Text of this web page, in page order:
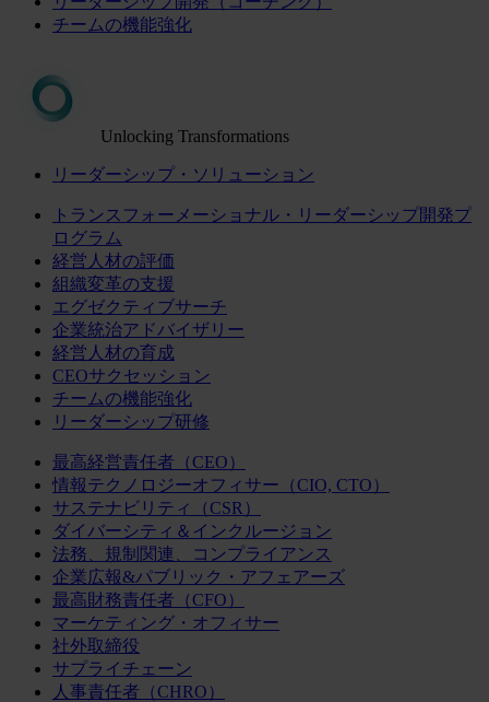
チームの機能強化
Unlocking Transformations
リーダーシップ・ソリューション
トランスフォーメーショナル・リーダーシップ開発プ
ログラム
経営人材の評価
組織変革の支援
エグゼクティブサーチ
企業統治アドバイザリー
経営人材の育成
CEOサクセッション
チームの機能強化
リーダーシップ研修
最高経営責任者（CEO）
情報テクノロジーオフィサー（CIO, CTO）
サステナビリティ（CSR）
ダイバーシティ＆インクルージョン
法務、規制関連、コンプライアンス
企業広報&パブリック・アフェアーズ
最高財務責任者（CFO）
マーケティング・オフィサー
社外取締役
サプライチェーン
人事責任者（CHRO）